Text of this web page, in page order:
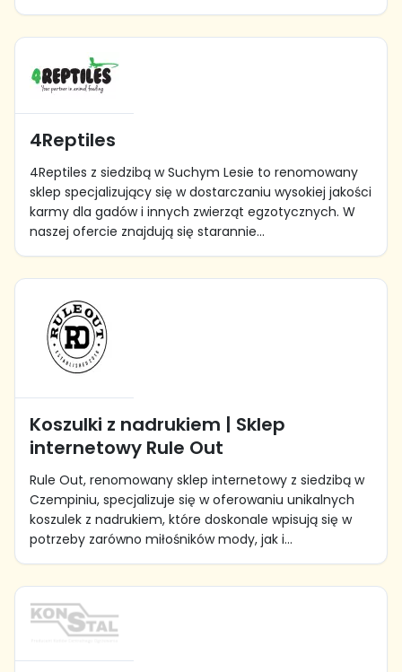
4Reptiles
4Reptiles z siedzibą w Suchym Lesie to renomowany
sklep specjalizujący się w dostarczaniu wysokiej jakości
karmy dla gadów i innych zwierząt egzotycznych. W
naszej ofercie znajdują się starannie...
Koszulki z nadrukiem | Sklep
internetowy Rule Out
Rule Out, renomowany sklep internetowy z siedzibą w
Czempiniu, specjalizuje się w oferowaniu unikalnych
koszulek z nadrukiem, które doskonale wpisują się w
potrzeby zarówno miłośników mody, jak i...